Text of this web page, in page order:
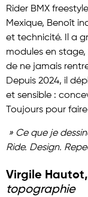
Rider BMX
Mexique, Benoît
et technicité. Il a
modules en stage,
de ne jamais
Depuis 2024, il
et sensible :
Toujours pour
» Ce que je
Ride. Design.
Virgile Hautot,
topographie